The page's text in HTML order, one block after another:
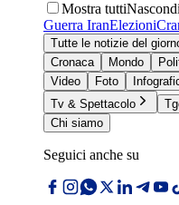
Mostra tuttiNascondi
Guerra IranElezioni
Tutte le notizie del
Cronaca
Mondo
Video
Foto
Tv & Spettacolo
Chi siamo
Seguici anche su